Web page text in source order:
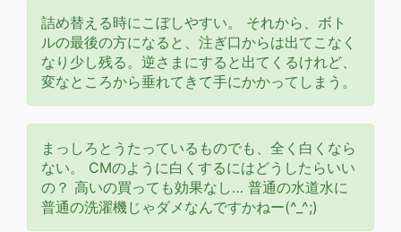
詰め替える時にこぼしやすい。 それから、ボト
ルの最後の方になると、注ぎ口からは出てこなく
なり少し残る。逆さまにすると出てくるけれど、
変なところから垂れてきて手にかかってしまう。
まっしろとうたっているものでも、全く白くなら
ない。 CMのように白くするにはどうしたらいい
の？ 高いの買っても効果なし… 普通の水道水に
普通の洗濯機じゃダメなんですかねー(^_^;)